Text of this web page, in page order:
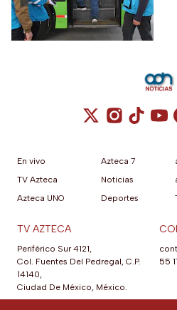
Cuenta de X /
Cuenta de
En vivo
TV Azteca
Azteca UNO
Azteca 7
Noticias
Deportes
TV AZTECA
Periférico Sur 4121,
Col. Fuentes Del Pedregal, C.P.
14140,
Ciudad De México, México.
55